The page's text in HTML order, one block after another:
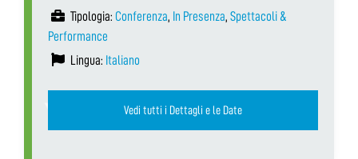
Tipologia: Conferenza, In Presenza, Spettacoli &
Performance
Lingua: Italiano
Vedi tutti i Dettagli e le Date